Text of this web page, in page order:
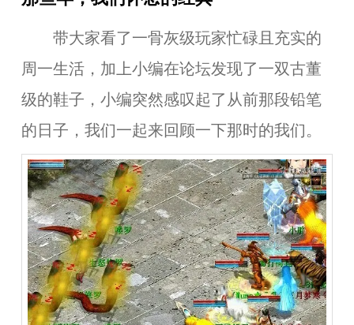
带大家看了一骨灰级玩家忙碌且充实的
周一生活，加上小编在论坛发现了一双古董
级的鞋子，小编突然感叹起了从前那段铅笔
的日子，我们一起来回顾一下那时的我们。